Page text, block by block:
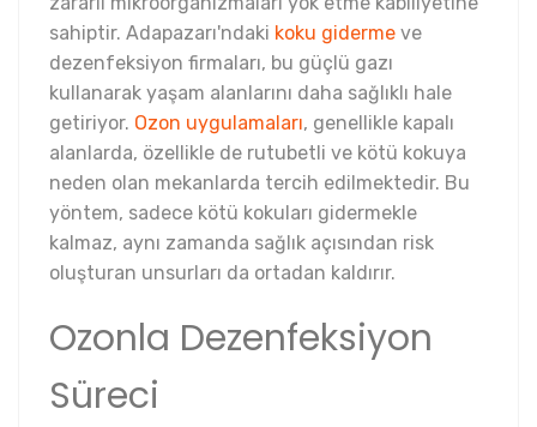
sahiptir. Adapazarı'ndaki koku giderme ve
dezenfeksiyon firmaları, bu güçlü gazı
kullanarak yaşam alanlarını daha sağlıklı hale
getiriyor. Ozon uygulamaları, genellikle kapalı
alanlarda, özellikle de rutubetli ve kötü kokuya
neden olan mekanlarda tercih edilmektedir. Bu
yöntem, sadece kötü kokuları gidermekle
kalmaz, aynı zamanda sağlık açısından risk
oluşturan unsurları da ortadan kaldırır.
Ozonla Dezenfeksiyon
Süreci